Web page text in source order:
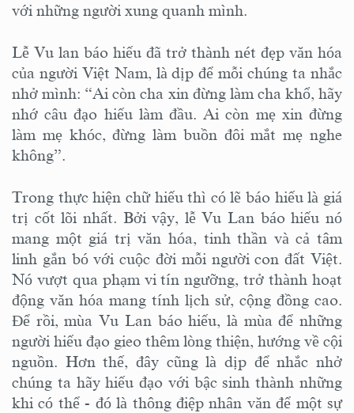
với những người xung quanh mình.
Lễ Vu lan báo hiếu đã trở thành nét đẹp văn hóa
của người Việt Nam, là dịp để mỗi chúng ta nhắc
nhở mình: “Ai còn cha xin đừng làm cha khổ, hãy
nhớ câu đạo hiếu làm đầu. Ai còn mẹ xin đừng
làm mẹ khóc, đừng làm buồn đôi mắt mẹ nghe
không”.
Trong thực hiện chữ hiếu thì có lẽ báo hiếu là giá
trị cốt lõi nhất. Bởi vậy, lễ Vu Lan báo hiếu nó
mang một giá trị văn hóa, tinh thần và cả tâm
linh gắn bó với cuộc đời mỗi người con đất Việt.
Nó vượt qua phạm vi tín ngưỡng, trở thành hoạt
động văn hóa mang tính lịch sử, cộng đồng cao.
Để rồi, mùa Vu Lan báo hiếu, là mùa để những
người hiếu đạo gieo thêm lòng thiện, hướng về cội
nguồn. Hơn thế, đây cũng là dịp để nhắc nhở
chúng ta hãy hiếu đạo với bậc sinh thành những
khi có thể - đó là thông điệp nhân văn để một sự